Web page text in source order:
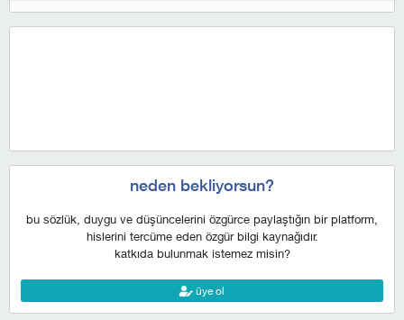
neden bekliyorsun?
bu sözlük, duygu ve düşüncelerini özgürce paylaştığın bir platform,
hislerini tercüme eden özgür bilgi kaynağıdır.
katkıda bulunmak istemez misin?
üye ol